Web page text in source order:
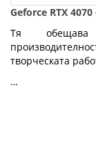
Geforce RTX
Тя обещава
творческата
…